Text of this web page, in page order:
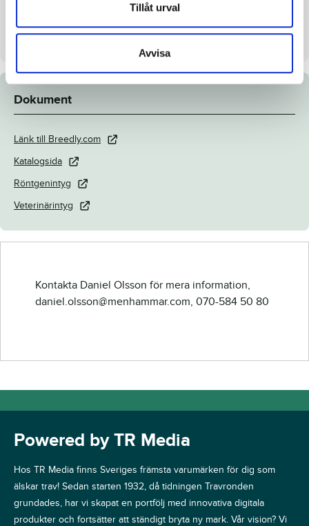
Tillåt urval
Avvisa
Menhammar Stuteri AB
Säljare
Menhammar Stuteri AB
Dokument
Länk till Breedly.com
Katalogsida
Röntgenintyg
Veterinärintyg
Kontakta Daniel Olsson för mera information,
daniel.olsson@menhammar.com, 070-584 50 80
Powered by TR Media
Hos TR Media finns Sveriges främsta varumärken för dig som
älskar trav! Sedan starten 1932, då tidningen Travronden
grundades, har vi skapat en portfölj med innovativa digitala
produkter och fortsätter att ständigt bryta ny mark. Vår vision? Vi